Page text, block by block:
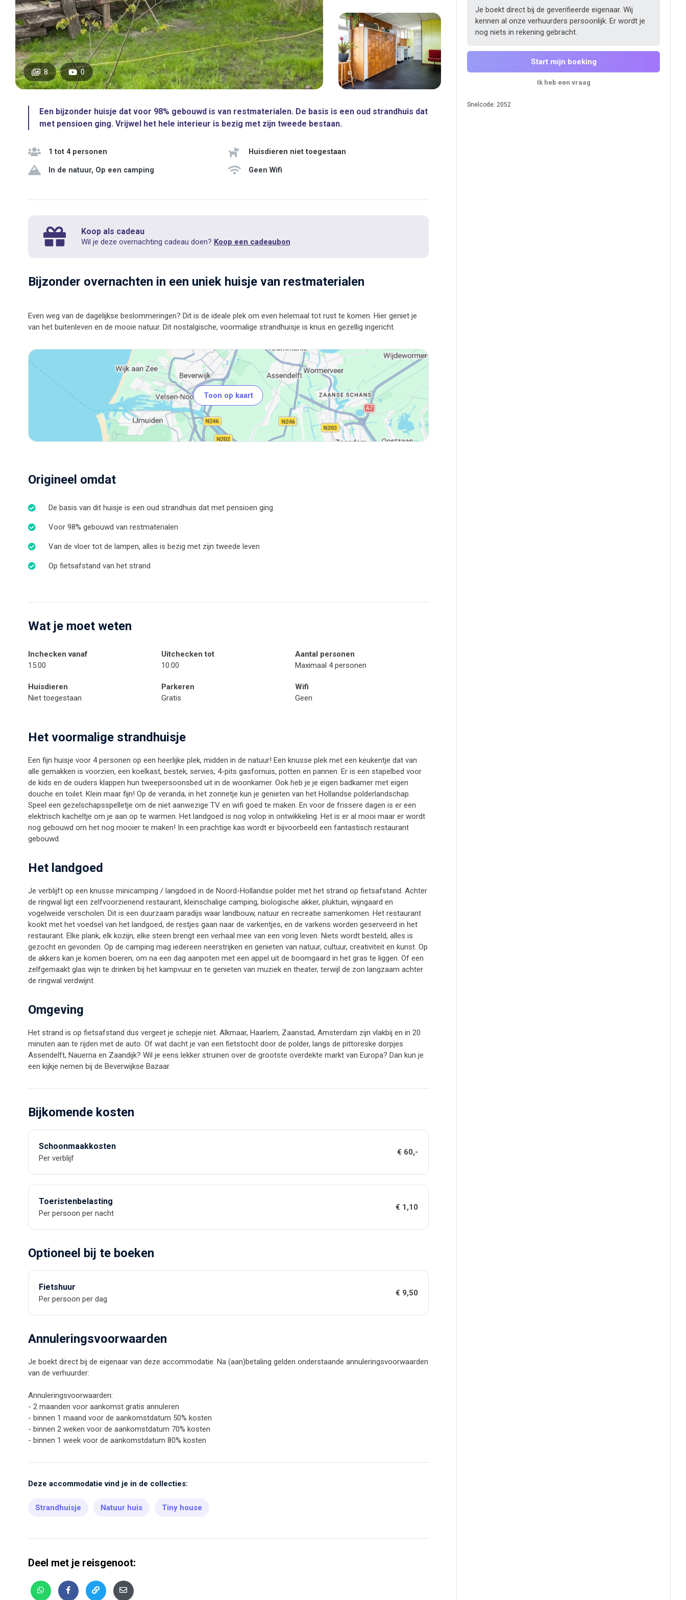
8 0
Een bijzonder huisje dat voor 98% gebouwd is van restmaterialen. De basis is een oud strandhuis dat
met pensioen ging. Vrijwel het hele interieur is bezig met zijn tweede bestaan.
1 tot 4 personen Huisdieren niet toegestaan
In de natuur, Op een camping Geen Wifi
Koop als cadeau
Wil je deze overnachting cadeau doen? Koop een cadeaubon
Bijzonder overnachten in een uniek huisje van restmaterialen
Even weg van de dagelijkse beslommeringen? Dit is de ideale plek om even helemaal tot rust te komen. Hier geniet je
Toon op kaart
Origineel omdat
De basis van dit huisje is een oud strandhuis dat met pensioen ging
Voor 98% gebouwd van restmaterialen
Van de vloer tot de lampen, alles is bezig met zijn tweede leven
Op fietsafstand van het strand
Wat je moet weten
Inchecken vanaf
15:00
Uitchecken tot
10:00
Aantal personen
Maximaal 4 personen
Huisdieren
Niet toegestaan
Parkeren
Gratis
Wifi
Geen
Het voormalige strandhuisje
Een fijn huisje voor 4 personen op een heerlijke plek, midden in de natuur! Een knusse plek met een keukentje dat van
alle gemakken is voorzien, een koelkast, bestek, servies, 4-pits gasfornuis, potten en pannen. Er is een stapelbed voor
de kids en de ouders klappen hun tweepersoonsbed uit in de woonkamer. Ook heb je je eigen badkamer met eigen
douche en toilet. Klein maar fijn! Op de veranda, in het zonnetje kun je genieten van het Hollandse polderlandschap.
Speel een gezelschapsspelletje om de niet aanwezige TV en wifi goed te maken. En voor de frissere dagen is er een
elektrisch kacheltje om je aan op te warmen. Het landgoed is nog volop in ontwikkeling. Het is er al mooi maar er wordt
nog gebouwd om het nog mooier te maken! In een prachtige kas wordt er bijvoorbeeld een fantastisch restaurant
gebouwd.
Het landgoed
Je verblijft op een knusse minicamping / langdoed in de Noord-Hollandse polder met het strand op fietsafstand. Achter
de ringwal ligt een zelfvoorzienend restaurant, kleinschalige camping, biologische akker, pluktuin, wijngaard en
vogelweide verscholen. Dit is een duurzaam paradijs waar landbouw, natuur en recreatie samenkomen. Het restaurant
kookt met het voedsel van het landgoed, de restjes gaan naar de varkentjes, en de varkens worden geserveerd in het
restaurant. Elke plank, elk kozijn, elke steen brengt een verhaal mee van een vorig leven. Niets wordt besteld, alles is
gezocht en gevonden. Op de camping mag iedereen neerstrijken en genieten van natuur, cultuur, creativiteit en kunst. Op
de akkers kan je komen boeren, om na een dag aanpoten met een appel uit de boomgaard in het gras te liggen. Of een
zelfgemaakt glas wijn te drinken bij het kampvuur en te genieten van muziek en theater, terwijl de zon langzaam achter
de ringwal verdwijnt.
Omgeving
Het strand is op fietsafstand dus vergeet je schepje niet. Alkmaar, Haarlem, Zaanstad, Amsterdam zijn vlakbij en in 20
minuten aan te rijden met de auto. Of wat dacht je van een fietstocht door de polder, langs de pittoreske dorpjes
Assendelft, Nauerna en Zaandijk? Wil je eens lekker struinen over de grootste overdekte markt van Europa? Dan kun je
een kijkje nemen bij de Beverwijkse Bazaar.
Bijkomende kosten
Schoonmaakkosten
Per verblijf
€ 60,-
Toeristenbelasting
Per persoon per nacht
€ 1,10
Optioneel bij te boeken
Fietshuur
Per persoon per dag
€ 9,50
Annuleringsvoorwaarden
Je boekt direct bij de eigenaar van deze accommodatie. Na (aan)betaling gelden onderstaande annuleringsvoorwaarden
van de verhuurder:
Annuleringsvoorwaarden:
- 2 maanden voor aankomst gratis annuleren
- binnen 1 maand voor de aankomstdatum 50% kosten
- binnen 2 weken voor de aankomstdatum 70% kosten
- binnen 1 week voor de aankomstdatum 80% kosten
Deze accommodatie vind je in de collecties:
Strandhuisje Natuur huis Tiny house
Deel met je reisgenoot:
Je boekt direct bij de geverifieerde eigenaar. Wij
kennen al onze verhuurders persoonlijk. Er wordt je
nog niets in rekening gebracht.
Start mijn boeking
Ik heb een vraag
Snelcode: 2052